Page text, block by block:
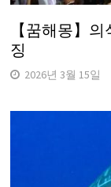
【꿈해몽】
징
2026년 3월 15일